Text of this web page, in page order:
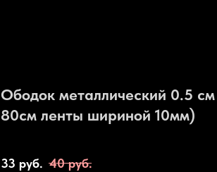
Ободок металлический 0.5
80см ленты шириной 10мм)
33 руб. 40 руб.